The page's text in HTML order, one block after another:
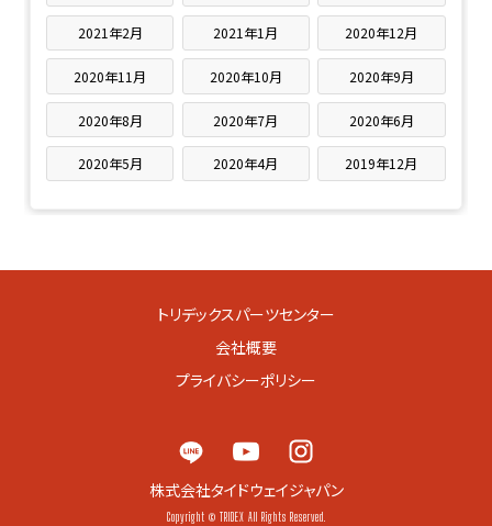
2021年2月 2021年1月 2020年12月
2020年11月 2020年10月 2020年9月
2020年8月 2020年7月 2020年6月
2020年5月 2020年4月 2019年12月
トリデックスパーツセンター
会社概要
プライバシーポリシー
株式会社タイドウェイジャパン
Copyright © TRIDEX All Rights Reserved.